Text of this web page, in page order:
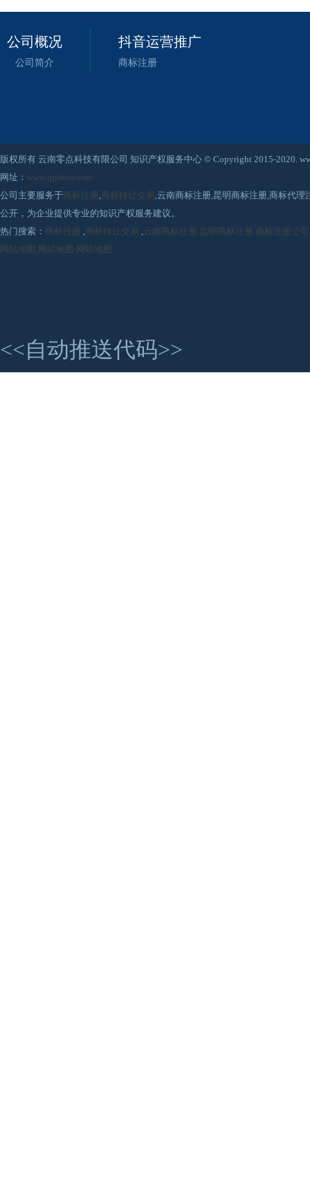
公司概况
公司简介
抖音运营推广
商标注册
版权所有 云南零点科技有限公司 知识产权服务中心 © Copyright 2015-2020.
网址： www.qjjsksw.com
公司主要服务于商标注册 ,商标转让交易,云南商标注册,昆明商标注册,商标代
公开，为企业提供专业的知识产权服务建议。
热门搜索： 商标注册 ,商标转让交易 ,云南商标注册 昆明商标注册
商标注册公司
网站地图 网站地图 网站地图
<<自动推送代码>>